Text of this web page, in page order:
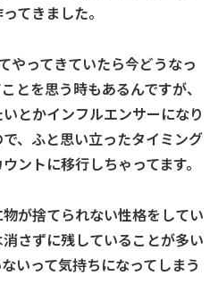
てきました。
やってきていたら今どうなっ
とを思う時もあるんですが、
とかインフルエンサーになり
、ふと思い立ったタイミング
ントに移行しちゃってます。
が捨てられない性格をしてい
さずに残していることが多い
いって気持ちになってしまう